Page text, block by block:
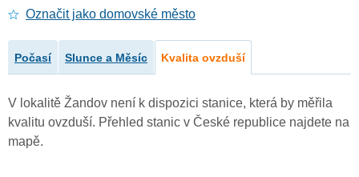
Označit jako domovské město
Počasí Slunce a Měsíc Kvalita ovzduší
V lokalitě Žandov není k dispozici stanice, která by měřila
kvalitu ovzduší. Přehled stanic v České republice najdete na
mapě.